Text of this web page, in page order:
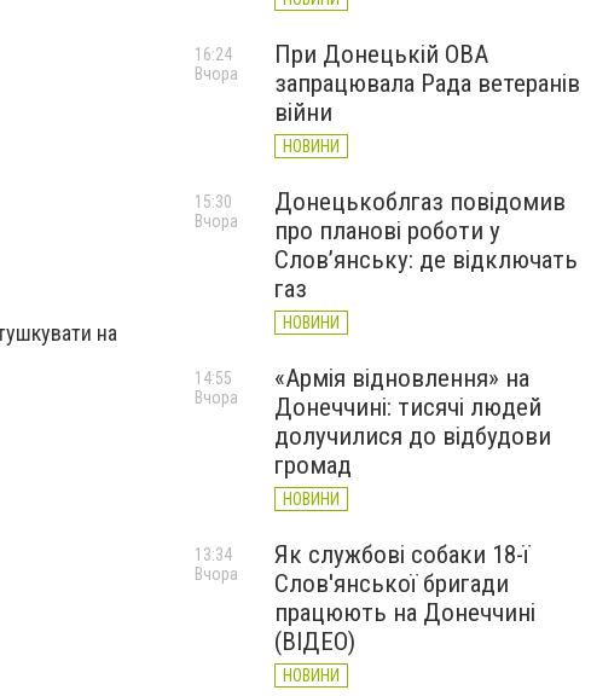
на
При Донецькій ОВА
запрацювала Рада ветеранів
війни
НОВИНИ
16:24
Вчора
Донецькоблгаз повідомив
про планові роботи у
Слов’янську: де відключать
газ
НОВИНИ
15:30
Вчора
«Армія відновлення» на
Донеччині: тисячі людей
долучилися до відбудови
громад
НОВИНИ
14:55
Вчора
Як службові собаки 18-ї
Слов'янської бригади
працюють на Донеччині
(ВІДЕО)
НОВИНИ
13:34
Вчора